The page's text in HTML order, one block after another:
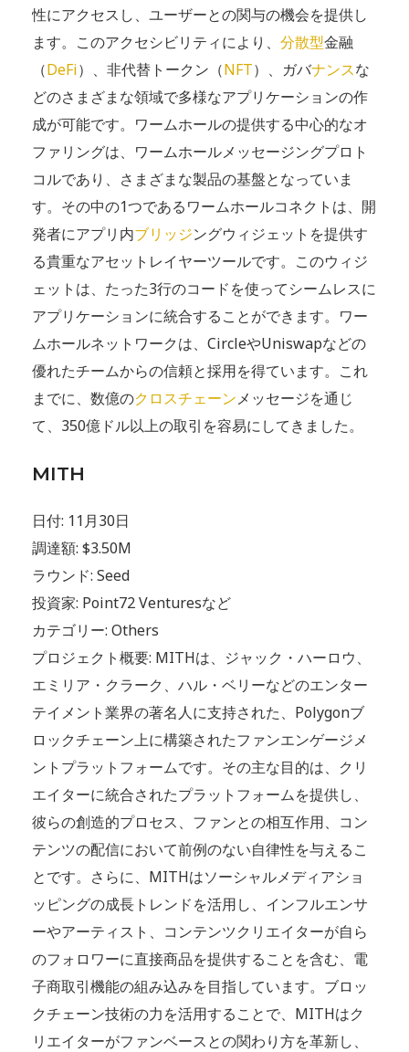
性にアクセスし、ユーザーとの関与の機会を提供し
ます。このアクセシビリティにより、 分散型金融
（DeFi）、非代替トークン（NFT）、ガバナンスな
どのさまざまな領域で多様なアプリケーションの作
成が可能です。ワームホールの提供する中心的なオ
ファリングは、ワームホールメッセージングプロト
コルであり、さまざまな製品の基盤となっていま
す。その中の1つであるワームホールコネクトは、開
発者にアプリ内ブリッジングウィジェットを提供す
る貴重なアセットレイヤーツールです。このウィジ
ェットは、たった3行のコードを使ってシームレスに
アプリケーションに統合することができます。ワー
ムホールネットワークは、CircleやUniswapなどの
優れたチームからの信頼と採用を得ています。これ
までに、数億のクロスチェーンメッセージを通じ
て、350億ドル以上の取引を容易にしてきました。
MITH
日付: 11月30日
調達額: $3.50M
ラウンド: Seed
投資家: Point72 Venturesなど
カテゴリー: Others
プロジェクト概要: MITHは、ジャック・ハーロウ、
エミリア・クラーク、ハル・ベリーなどのエンター
テイメント業界の著名人に支持された、Polygonブ
ロックチェーン上に構築されたファンエンゲージメ
ントプラットフォームです。その主な目的は、クリ
エイターに統合されたプラットフォームを提供し、
彼らの創造的プロセス、ファンとの相互作用、コン
テンツの配信において前例のない自律性を与えるこ
とです。さらに、MITHはソーシャルメディアショ
ッピングの成長トレンドを活用し、インフルエンサ
ーやアーティスト、コンテンツクリエイターが自ら
のフォロワーに直接商品を提供することを含む、電
子商取引機能の組み込みを目指しています。ブロッ
クチェーン技術の力を活用することで、MITHはク
リエイターがファンベースとの関わり方を革新し、